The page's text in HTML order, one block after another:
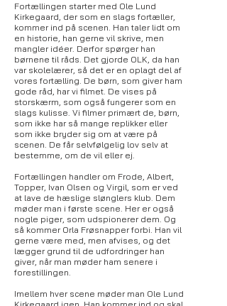
Fortællingen starter med Ole Lund
Kirkegaard, der som en slags fortæller,
kommer ind på scenen. Han taler lidt om
en historie, han gerne vil skrive, men
mangler idéer. Derfor spørger han
børnene til råds. Det gjorde OLK, da han
var skolelærer, så det er en oplagt del af
vores fortælling. De børn, som giver ham
gode råd, har vi filmet. De vises på
storskærm, som også fungerer som en
slags kulisse. Vi filmer primært de, børn,
som ikke har så mange replikker eller
som ikke bryder sig om at være på
scenen. De får selvfølgelig lov selv at
bestemme, om de vil eller ej.
Fortællingen handler om Frode, Albert,
Topper, Ivan Olsen og Virgil, som er ved
at lave de hæslige slønglers klub. Dem
møder man i første scene. Her er også
nogle piger, som udspionerer dem. Og
så kommer Orla Frøsnapper forbi. Han vil
gerne være med, men afvises, og det
lægger grund til de udfordringer han
giver, når man møder ham senere i
forestillingen.
Imellem hver scene møder man Ole Lund